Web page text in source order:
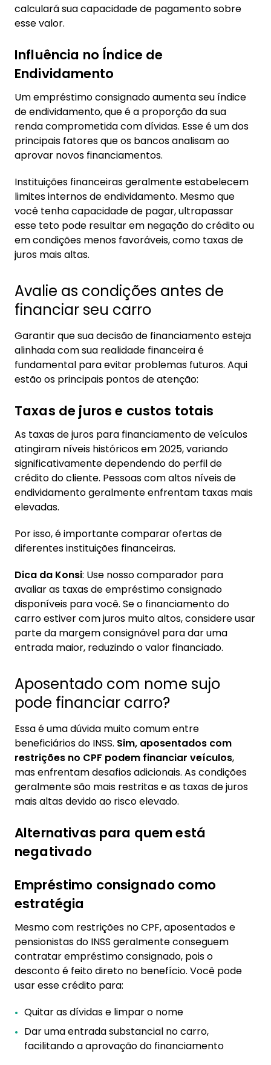
calculará sua capacidade de pagamento sobre
esse valor.
Influência no Índice de
Endividamento
Um empréstimo consignado aumenta seu índice
de endividamento, que é a proporção da sua
renda comprometida com dívidas. Esse é um dos
principais fatores que os bancos analisam ao
aprovar novos financiamentos.
Instituições financeiras geralmente estabelecem
limites internos de endividamento. Mesmo que
você tenha capacidade de pagar, ultrapassar
esse teto pode resultar em negação do crédito ou
em condições menos favoráveis, como taxas de
juros mais altas.
Avalie as condições antes de
financiar seu carro
Garantir que sua decisão de financiamento esteja
alinhada com sua realidade financeira é
fundamental para evitar problemas futuros. Aqui
estão os principais pontos de atenção:
Taxas de juros e custos totais
As taxas de juros para financiamento de veículos
atingiram níveis históricos em 2025, variando
significativamente dependendo do perfil de
crédito do cliente. Pessoas com altos níveis de
endividamento geralmente enfrentam taxas mais
elevadas.
Por isso, é importante comparar ofertas de
diferentes instituições financeiras.
Dica da Konsi: Use nosso comparador para
avaliar as taxas de empréstimo consignado
disponíveis para você. Se o financiamento do
carro estiver com juros muito altos, considere usar
parte da margem consignável para dar uma
entrada maior, reduzindo o valor financiado.
Aposentado com nome sujo
pode financiar carro?
Essa é uma dúvida muito comum entre
beneficiários do INSS. Sim, aposentados com
restrições no CPF podem financiar veículos,
mas enfrentam desafios adicionais. As condições
geralmente são mais restritas e as taxas de juros
mais altas devido ao risco elevado.
Alternativas para quem está
negativado
Empréstimo consignado como
estratégia
Mesmo com restrições no CPF, aposentados e
pensionistas do INSS geralmente conseguem
contratar empréstimo consignado, pois o
desconto é feito direto no benefício. Você pode
usar esse crédito para:
Quitar as dívidas e limpar o nome
Dar uma entrada substancial no carro,
facilitando a aprovação do financiamento